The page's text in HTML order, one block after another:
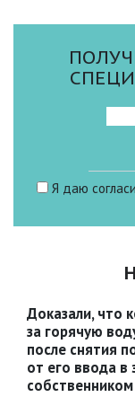
Я даю
Доказали, что
за горячую
после снятия
от его ввода
собственником